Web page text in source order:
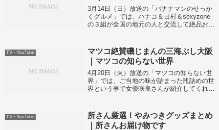
3月14日（日）放送の「バナナマンのせっか
くグルメ」では、ハナコ＆日村＆sexyzone
の３組が全国の地元の人と交流して絶品お取
TV・YouTube
マツコ絶賛磯じまんの三海ぶし大阪
｜マツコの知らない世界
4月20日（火）放送の「マツコの知らない世
界」では、ご当地の味が詰まった瓶詰めの世
界という事で女優咲良さんが紹介してくれま
TV・YouTube
所さん厳選！やみつきグッズまとめ
｜所さんお届け物です